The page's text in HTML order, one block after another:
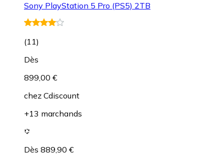
Sony PlayStation 5 Pro (PS5) 2TB
(11)
Dès
899,00 €
chez Cdiscount
+13 marchands
Dès 889,90 €